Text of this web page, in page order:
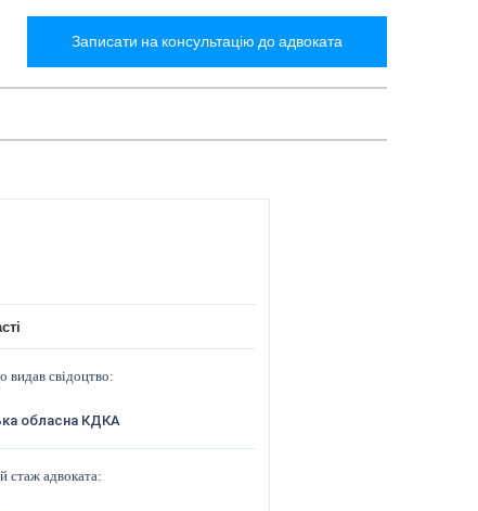
Записати на консультацію до адвоката
видав свідоцтво:
обласна КДКА
стаж адвоката: